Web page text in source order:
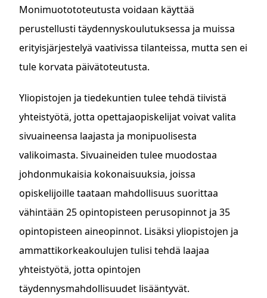
Monimuotototeutusta voidaan käyttää
perustellusti täydennyskoulutuksessa ja muissa
erityisjärjestelyä vaativissa tilanteissa, mutta sen ei
tule korvata päivätoteutusta.
Yliopistojen ja tiedekuntien tulee tehdä tiivistä
yhteistyötä, jotta opettajaopiskelijat voivat valita
sivuaineensa laajasta ja monipuolisesta
valikoimasta. Sivuaineiden tulee muodostaa
johdonmukaisia kokonaisuuksia, joissa
opiskelijoille taataan mahdollisuus suorittaa
vähintään 25 opintopisteen perusopinnot ja 35
opintopisteen aineopinnot. Lisäksi yliopistojen ja
ammattikorkeakoulujen tulisi tehdä laajaa
yhteistyötä, jotta opintojen
täydennysmahdollisuudet lisääntyvät.